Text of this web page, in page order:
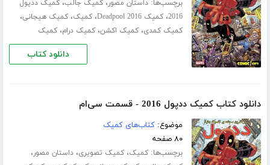
برچسب‌ها:داستان مصور،کمیک جالب،کمیک ددپول
2016،کمیک Deadpool 2016 ،کمیک،کمیک هیجانی،
کمیک کمدی،کمیک اکشن،کمیک درام،کمیک
دانلود کتاب
دانلود کتاب کمیک ددپول 2016 - قسمت سی‌ام
موضوع:کتاب‌های کمیک
۸۰ صفحه
برچسب‌ها:کمیک،کمیک تصویری،داستان مصور،